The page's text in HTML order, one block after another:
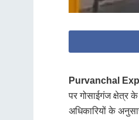
Purvanchal
पर गोसाईगंज क्षेत्र
अधिकारियों के